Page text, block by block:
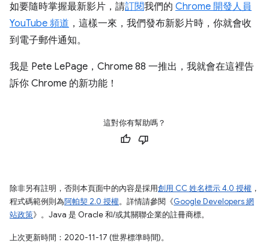
如要隨時掌握最新影片，請訂閱我們的 Chrome 開發人員
YouTube 頻道 ，這樣一來，我們發布新影片時，你就會收
到電子郵件通知。
我是 Pete LePage，Chrome 88 一推出，我就會在這裡告
訴你 Chrome 的新功能！
這對你有幫助嗎？
除非另有註明，否則本頁面中的內容是採用創用 CC 姓名標示 4.0 授權 ，
程式碼範例則為阿帕契 2.0 授權。詳情請參閱《Google Developers 網
站政策》。Java 是 Oracle 和/或其關聯企業的註冊商標。
上次更新時間：2020-11-17 (世界標準時間)。